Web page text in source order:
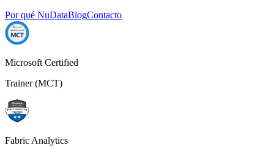
Por qué NuDataBlogContacto
Microsoft Certified
Trainer (MCT)
Fabric Analytics